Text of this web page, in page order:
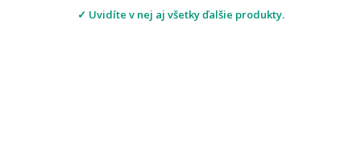
✓ Uvidíte v nej aj všetky ďalšie produkty.